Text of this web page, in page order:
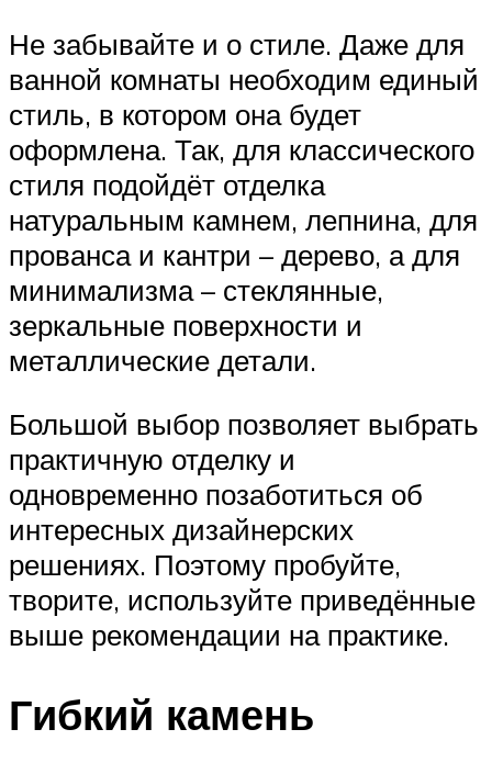
Не забывайте и о стиле. Даже для
ванной комнаты необходим единый
стиль, в котором она будет
оформлена. Так, для классического
стиля подойдёт отделка
натуральным камнем, лепнина, для
прованса и кантри – дерево, а для
минимализма – стеклянные,
зеркальные поверхности и
металлические детали.
Большой выбор позволяет выбрать
практичную отделку и
одновременно позаботиться об
интересных дизайнерских
решениях. Поэтому пробуйте,
творите, используйте приведённые
выше рекомендации на практике.
Гибкий камень